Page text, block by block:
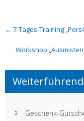
Post
← 7-Tages-Training
Workshop
Geschenk-